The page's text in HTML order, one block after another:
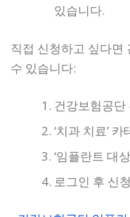
있습니다.
직접 신청하고 싶다면
수 있습니다:
건강보험공단
‘치과 치료’
‘임플란트 대
로그인 후 신